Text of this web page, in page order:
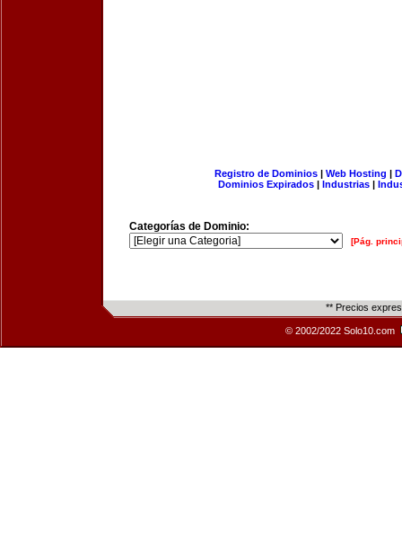
Registro de Dominios| Web Hosting |
Dominios Expirados | Industrias |
Categorías de Dominio:
[Pág.
** Precios
© 2002/2022 Solo10.com